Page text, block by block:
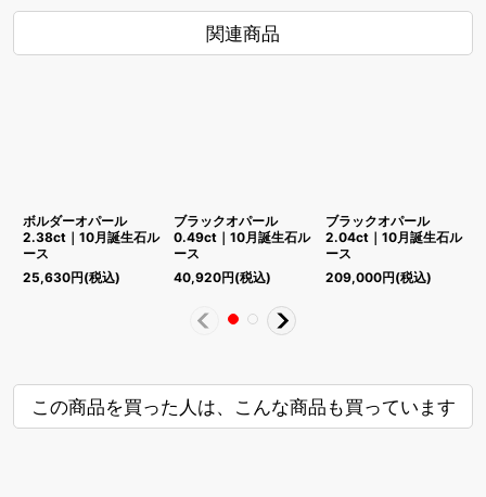
関連商品
ボルダーオパール
2.38ct｜10月誕生石ル
ース
25,630円(税込)
ブラックオパール
0.49ct｜10月誕生石ル
ース
40,920円(税込)
ブラックオパール
2.04ct｜10月誕生石ル
ース
209,000円(税込)
この商品を買った人は、こんな商品も買っています